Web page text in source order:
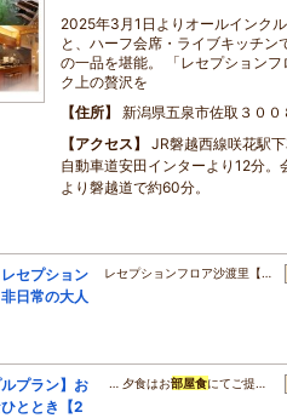
2025年3月1日よりオールインク
と、ハーフ会席・ライブキッチン
の一品を堪能。 「レセプション
ク上の贅沢を
住所
新潟県五泉市佐取３００
アクセス
JR磐越西線咲花駅
自動車道安田インターより12分。
より磐越道で約60分。
セプション
日常の大人
レセプションフロア沙渡里【…
プラン】お
ととき【2
… 夕食はお部屋食にてご提…